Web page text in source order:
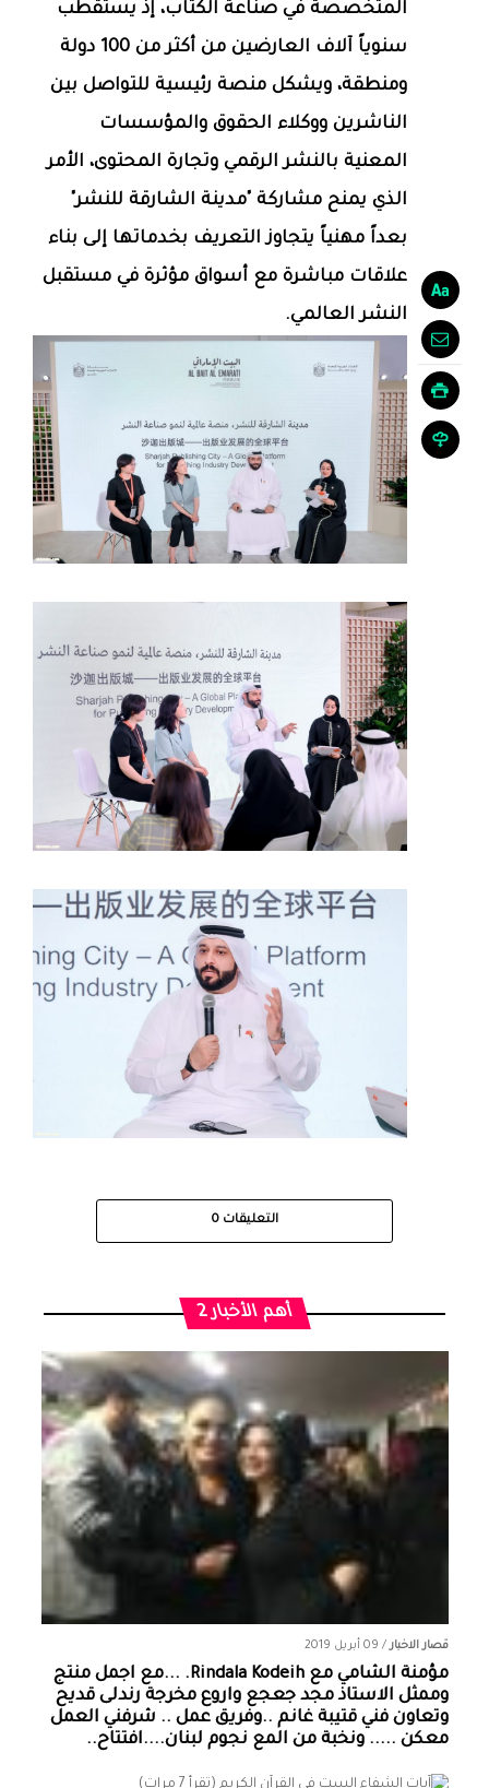
المتخصصة في صناعة الكتاب، إذ يستقطب
سنوياً آلاف العارضين من أكثر من 100 دولة
ومنطقة، ويشكل منصة رئيسية للتواصل بين
الناشرين ووكلاء الحقوق والمؤسسات
المعنية بالنشر الرقمي وتجارة المحتوى، الأمر
الذي يمنح مشاركة "مدينة الشارقة للنشر"
بعداً مهنياً يتجاوز التعريف بخدماتها إلى بناء
علاقات مباشرة مع أسواق مؤثرة في مستقبل
النشر العالمي.
التعليقات 0
أهم الأخبار 2
قصار الاخبار/ 09 أبريل 2019
مؤمنة الشامي‏ مع ‏‎Rindala Kodeih‎‏. ...مع اجمل منتج
وممثل الاستاذ مجد جعجع واروع مخرجة رندلى قديح
وتعاون فني قتيبة غانم ..وفريق عمل .. شرفني العمل
معكن ..... ونخبة من المع نجوم لبنان....افتتاح..